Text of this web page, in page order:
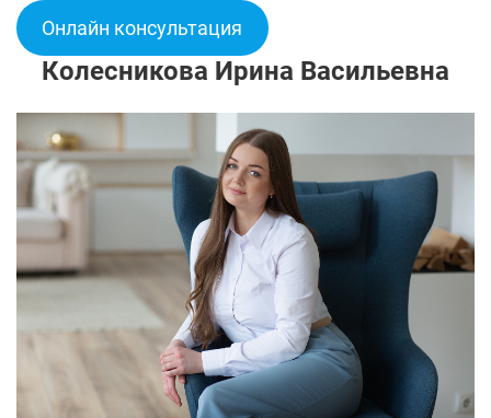
Онлайн консультация
Колесникова Ирина Васильевна